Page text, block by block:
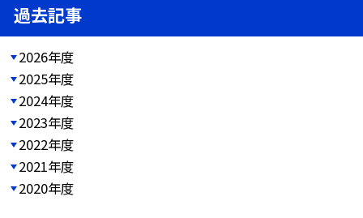
過去記事
2026年度
2025年度
2024年度
2023年度
2022年度
2021年度
2020年度